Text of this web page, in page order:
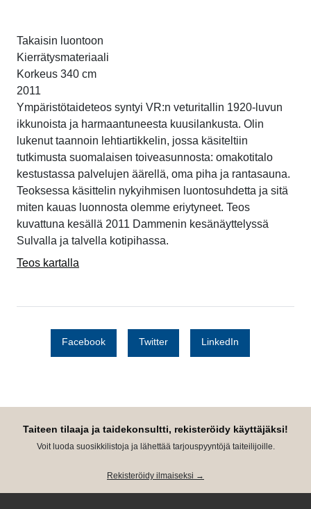
Takaisin luontoon
Kierrätysmateriaali
Korkeus 340 cm
2011
Ympäristötaideteos syntyi VR:n veturitallin 1920-luvun
ikkunoista ja harmaantuneesta kuusilankusta. Olin
lukenut taannoin lehtiartikkelin, jossa käsiteltiin
tutkimusta suomalaisen toiveasunnosta: omakotitalo
kestustassa palvelujen äärellä, oma piha ja rantasauna.
Teoksessa käsittelin nykyihmisen luontosuhdetta ja sitä
miten kauas luonnosta olemme eriytyneet. Teos
kuvattuna kesällä 2011 Dammenin kesänäyttelyssä
Sulvalla ja talvella kotipihassa.
Teos kartalla
Facebook Twitter LinkedIn
Taiteen tilaaja ja taidekonsultti, rekisteröidy käyttäjäksi!
Voit luoda suosikkilistoja ja lähettää tarjouspyyntöjä taiteilijoille.
Rekisteröidy ilmaiseksi →